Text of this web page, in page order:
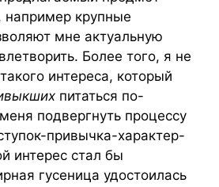
например крупные
мне актуальную
Более того, я не
интереса, который
питаться по-
подвергнуть процессу
привычка-характер-
интерес стал бы
гусеница удостоилась